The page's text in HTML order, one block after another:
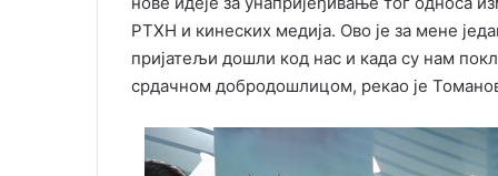
РТХН и кинеских медија. Ово је за мене
пријатељи дошли код нас и када су нам
срдачном добродошлицом, рекао је